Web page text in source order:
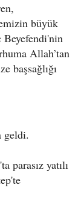
büyük
Allah’tan
başsağlığı
geldi.
parasız yatılı